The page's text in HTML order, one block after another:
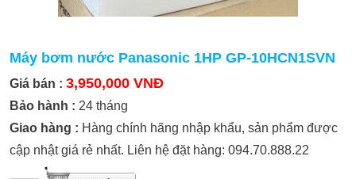
Máy bơm nước Panasonic 1HP GP-10HCN1SVN
Giá bán : 3,950,000 VNĐ
Bảo hành : 24 tháng
Giao hàng : Hàng chính hãng nhập khẩu, sản phẩm được
cập nhật giá rẻ nhất. Liên hệ đặt hàng: 094.70.888.22